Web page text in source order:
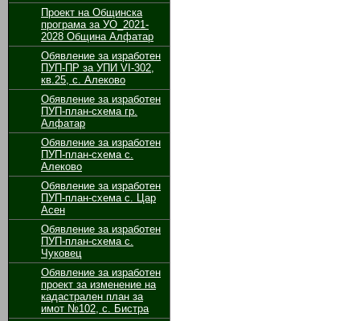
Проект на Общинска
програма за УО_2021-
2028 Община Алфатар
Обявление за изработен
ПУП-ПР за УПИ VІ-302,
кв.25, с. Алеково
Обявление за изработен
ПУП-план-схема гр.
Алфатар
Обявление за изработен
ПУП-план-схема с.
Алеково
Обявление за изработен
ПУП-план-схема с. Цар
Асен
Обявление за изработен
ПУП-план-схема с.
Чуковец
Обявление за изработен
проект за изменение на
кадастрален план за
имот №102, с. Бистра